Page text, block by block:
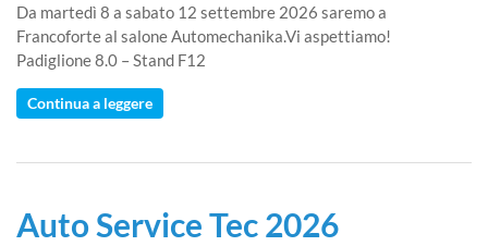
Da martedì 8 a sabato 12 settembre 2026 saremo a
Francoforte al salone Automechanika.Vi aspettiamo!
Padiglione 8.0 – Stand F12
Continua a leggere
Auto Service Tec 2026